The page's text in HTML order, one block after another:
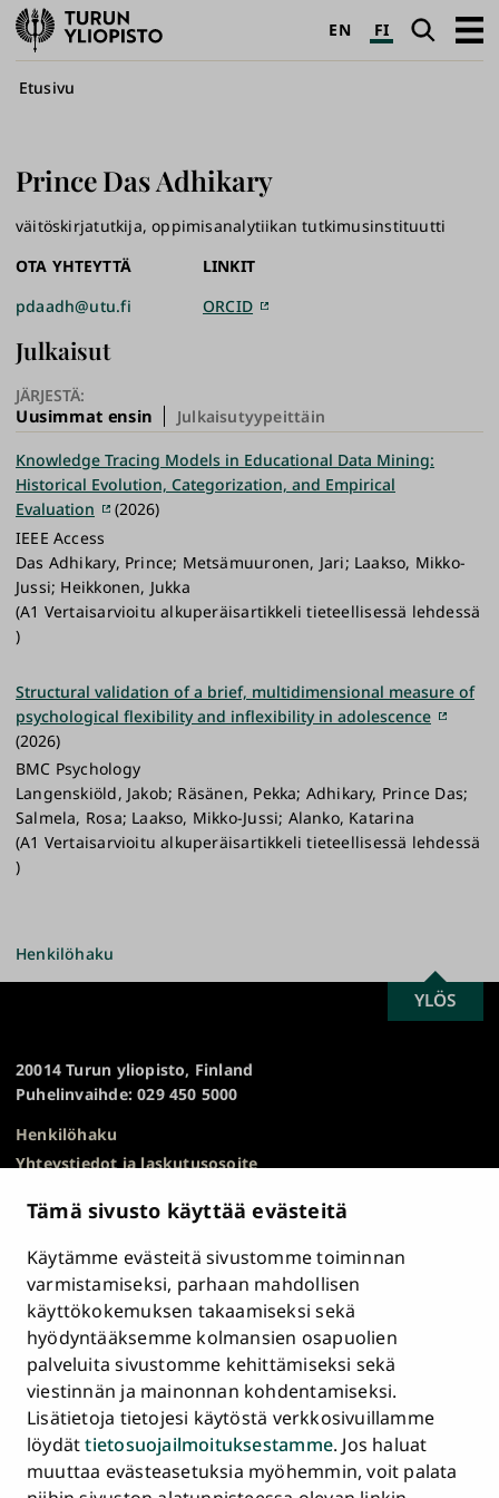
Tämä sivusto käyttää evästeitä
Käytämme evästeitä sivustomme toiminnan
varmistamiseksi, parhaan mahdollisen
käyttökokemuksen takaamiseksi sekä
hyödyntääksemme kolmansien osapuolien
palveluita sivustomme kehittämiseksi sekä
viestinnän ja mainonnan kohdentamiseksi.
Lisätietoja tietojesi käytöstä verkkosivuillamme
löydättietosuojailmoituksestamme. Jos haluat
muuttaa evästeasetuksia myöhemmin, voit palata
Turun
yliopisto
EN FI Haku
Avaa
Murupolku
Etusivu
PrinceDas Adhikary
väitöskirjatutkija, oppimisanalytiikan tutkimusinstituutti
OTA YHTEYTTÄ
pdaadh@utu.fi
LINKIT
ORCID
Julkaisut
JÄRJESTÄ:
Uusimmat ensin Julkaisutyypeittäin
Knowledge Tracing Models in Educational Data Mining:
Historical Evolution, Categorization, and Empirical
Evaluation
(2026)
IEEE Access
Das Adhikary, Prince; Metsämuuronen, Jari; Laakso, Mikko-
Jussi; Heikkonen, Jukka
(A1 Vertaisarvioitu alkuperäisartikkeli tieteellisessä lehdessä
)
Structural validation of a brief, multidimensional measure of
psychological flexibility and inflexibility in adolescence
(2026)
BMC Psychology
Langenskiöld, Jakob; Räsänen, Pekka; Adhikary, Prince Das;
Salmela, Rosa; Laakso, Mikko-Jussi; Alanko, Katarina
(A1 Vertaisarvioitu alkuperäisartikkeli tieteellisessä lehdessä
)
Henkilöhaku
20014 Turun yliopisto, Finland
Puhelinvaihde: 029 450 5000
Henkilöhaku
Yhteystiedot ja laskutusosoite
HR Excellence in Research
Tietosuojailmoitus
Asiakirjajulkisuuskuvaus ja tietopyynnöt
Väärinkäytösepäilyt
Saavutettavuusseloste
Palaute
Intranet ja sähköiset työkalut
Evästeasetukset
TurunTurunTurunTurunTurunTurun
SCROLL
TO
YLÖS